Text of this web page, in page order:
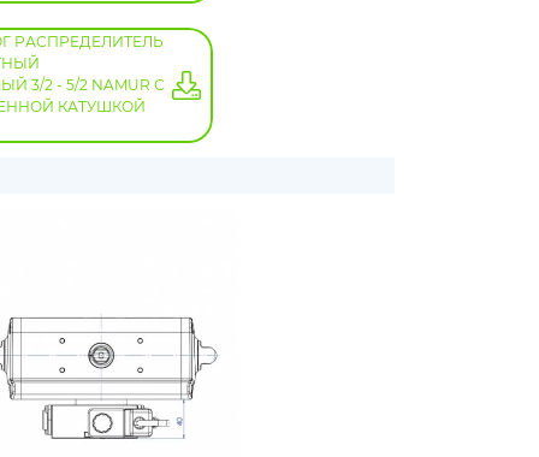
РАСПРЕДЕЛИТЕЛЬ
3/2 - 5/2 NAMUR С
КАТУШКОЙ